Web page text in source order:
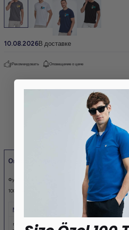
10.08.2026В доставке
Рекомендовать Оповещение о цене
Описание продукта
Футболка из хлопкового джерси с флеймом
100 % хлопок
Метки Товара
merter toptan tişört yazlık erkek tişört